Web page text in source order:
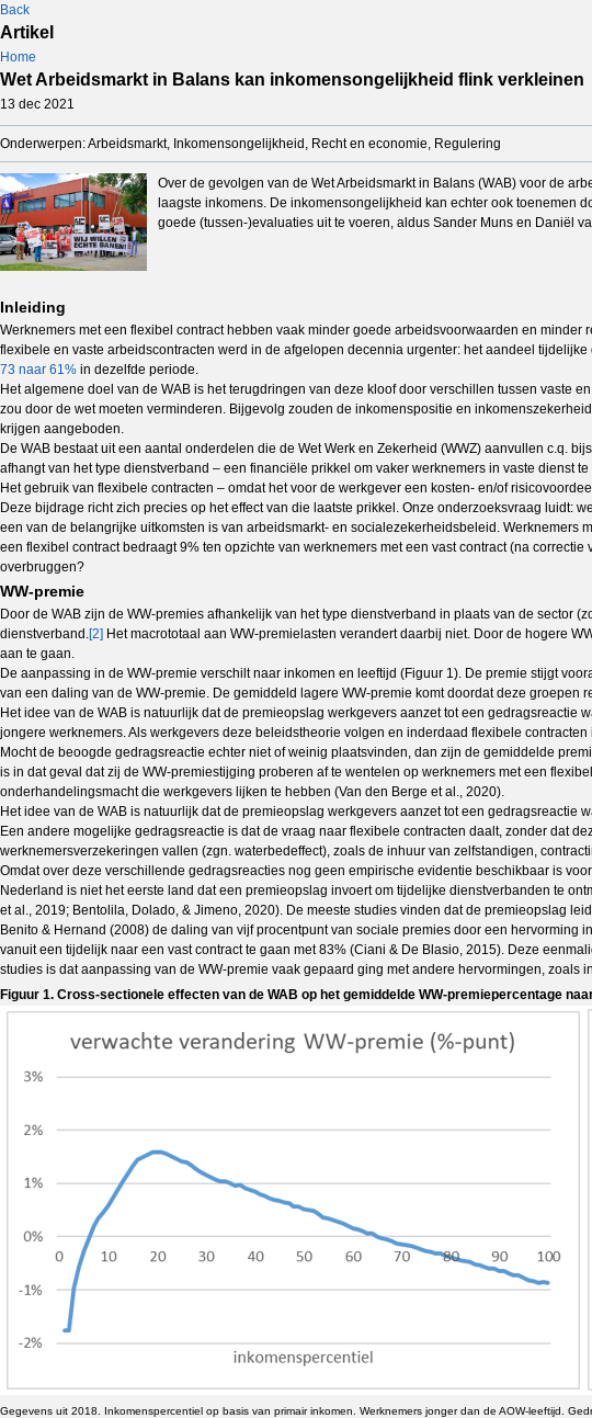
Back
Artikel
Home
Wet Arbeidsmarkt in Balans kan inkomensongelijkheid flink verkleinen
13 dec 2021
Onderwerpen: Arbeidsmarkt, Inkomensongelijkheid, Recht en economie, Regulering
Over de gevolgen van de Wet Arbeidsmarkt in Balans (WAB) voor de
laagste inkomens. De inkomensongelijkheid kan echter ook toenemen
goede (tussen-)evaluaties uit te voeren, aldus Sander Muns en Daniël
Inleiding
Werknemers met een flexibel contract hebben vaak minder goede arbeidsvoorwaarden en
flexibele en vaste arbeidscontracten werd in de afgelopen decennia urgenter: het aandeel
73 naar 61% in dezelfde periode.
Het algemene doel van de WAB is het terugdringen van deze kloof door verschillen tussen vaste
zou door de wet moeten verminderen. Bijgevolg zouden de inkomenspositie en
krijgen aangeboden.
De WAB bestaat uit een aantal onderdelen die de Wet Werk en Zekerheid (WWZ) aanvullen c.q.
afhangt van het type dienstverband – een financiële prikkel om vaker werknemers in vaste dienst te
Het gebruik van flexibele contracten – omdat het voor de werkgever een kosten- en/of
Deze bijdrage richt zich precies op het effect van die laatste prikkel. Onze onderzoeksvraag
een van de belangrijke uitkomsten is van arbeidsmarkt- en socialezekerheidsbeleid.
een flexibel contract bedraagt 9% ten opzichte van werknemers met een vast contract (na
overbruggen?
WW-premie
Door de WAB zijn de WW-premies afhankelijk van het type dienstverband in plaats van de sector
dienstverband.[2] Het macrototaal aan WW-premielasten verandert daarbij niet. Door de hogere
aan te gaan.
De aanpassing in de WW-premie verschilt naar inkomen en leeftijd (Figuur 1). De premie stijgt
van een daling van de WW-premie. De gemiddeld lagere WW-premie komt doordat deze groepen
Het idee van de WAB is natuurlijk dat de premieopslag werkgevers aanzet tot een
jongere werknemers. Als werkgevers deze beleidstheorie volgen en inderdaad flexibele
Mocht de beoogde gedragsreactie echter niet of weinig plaatsvinden, dan zijn de gemiddelde
is in dat geval dat zij de WW-premiestijging proberen af te wentelen op werknemers met een
onderhandelingsmacht die werkgevers lijken te hebben (Van den Berge et al., 2020).
Het idee van de WAB is natuurlijk dat de premieopslag werkgevers aanzet tot een
Een andere mogelijke gedragsreactie is dat de vraag naar flexibele contracten daalt, zonder dat
werknemersverzekeringen vallen (zgn. waterbedeffect), zoals de inhuur van zelfstandigen,
Omdat over deze verschillende gedragsreacties nog geen empirische evidentie beschikbaar is
Nederland is niet het eerste land dat een premieopslag invoert om tijdelijke dienstverbanden te
et al., 2019; Bentolila, Dolado, & Jimeno, 2020). De meeste studies vinden dat de premieopslag
Benito & Hernand (2008) de daling van vijf procentpunt van sociale premies door een
vanuit een tijdelijk naar een vast contract te gaan met 83% (Ciani & De Blasio, 2015). Deze
studies is dat aanpassing van de WW-premie vaak gepaard ging met andere hervormingen,
Figuur 1. Cross-sectionele effecten van de WAB op het gemiddelde WW-premiepercentage
Gegevens uit 2018. Inkomenspercentiel op basis van primair inkomen. Werknemers jonger dan de AOW-leeftijd.